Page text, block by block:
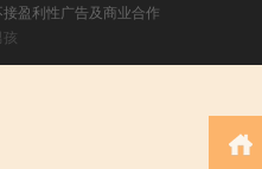
盈利性广告及商业合作